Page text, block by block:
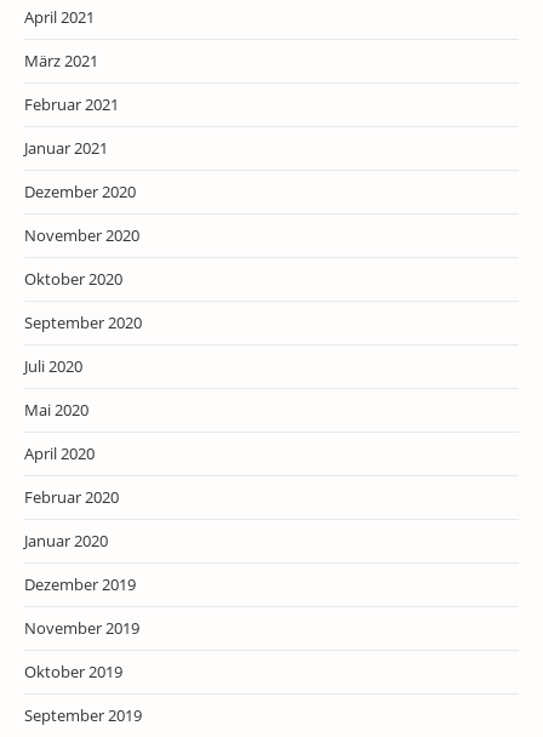
April 2021
März 2021
Februar 2021
Januar 2021
Dezember 2020
November 2020
Oktober 2020
September 2020
Juli 2020
Mai 2020
April 2020
Februar 2020
Januar 2020
Dezember 2019
November 2019
Oktober 2019
September 2019